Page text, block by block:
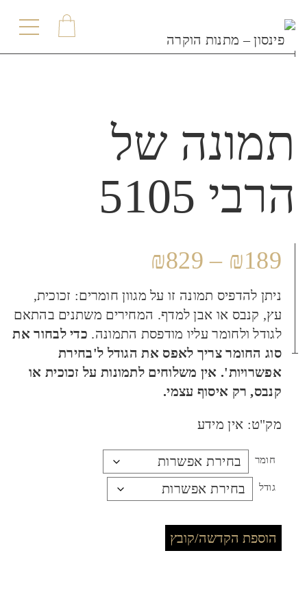
תפריט
תמונה של
הרבי 5105
₪189
–
₪829
ניתן להדפיס תמונה זו על מגוון חומרים: זכוכית,
עץ, קנבס או אבן למדף. המחירים משתנים בהתאם
לגודל ולחומר עליו מודפסת התמונה. כדי לבחור את
סוג החומר צריך לאפס את הגודל ל'בחירת
אפשרויות'. אין משלוחים לתמונות על זכוכית או
קנבס, רק איסוף עצמי.
מק"ט: אין מידע
חומר
גודל
הוספת הקדשה/קובץ